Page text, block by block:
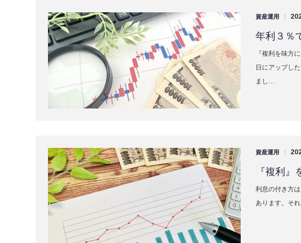
資産運用 |
年利３％
『複利を味方
日にアップし
まし…
資産運用 |
『複利』
利息の付き方
あります。そ